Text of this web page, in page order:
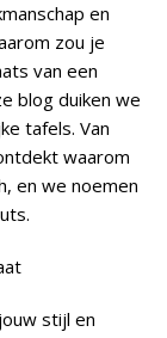
en
zou je
van een
blog duiken we
tafels. Van
waarom
en we noemen
stijl en